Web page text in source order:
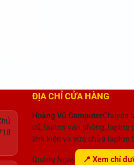
ĐỊA CHỈ CỬA HÀNG
Hoàng Vũ ComputerChuyên
cũ, laptop văn phòng, laptop
linh kiện và sửa chữa laptop
Quảng Ngãi. 📍 Xem chỉ